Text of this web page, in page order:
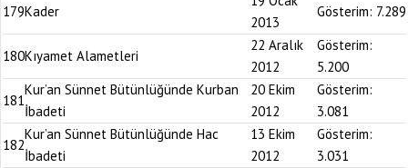
179Kader
2013
Gösterim: 7.289
180Kıyamet Alametleri
22 Aralık
2012
Gösterim:
5.200
181
Kur’an Sünnet Bütünlüğünde Kurban
İbadeti
20 Ekim
2012
Gösterim:
3.081
182
Kur’an Sünnet Bütünlüğünde Hac
İbadeti
13 Ekim
2012
Gösterim:
3.031